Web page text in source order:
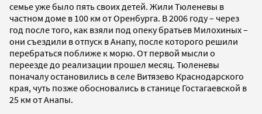
семье уже было пять своих детей. Жили Тюленевы в
частном доме в 100 км от Оренбурга. В 2006 году – через
год после того, как взяли под опеку братьев Милохиных –
они съездили в отпуск в Анапу, после которого решили
перебраться поближе к морю. От первой мысли о
переезде до реализации прошел месяц. Тюленевы
поначалу остановились в селе Витязево Краснодарского
края, чуть позже обосновались в станице Гостагаевской в
25 км от Анапы.